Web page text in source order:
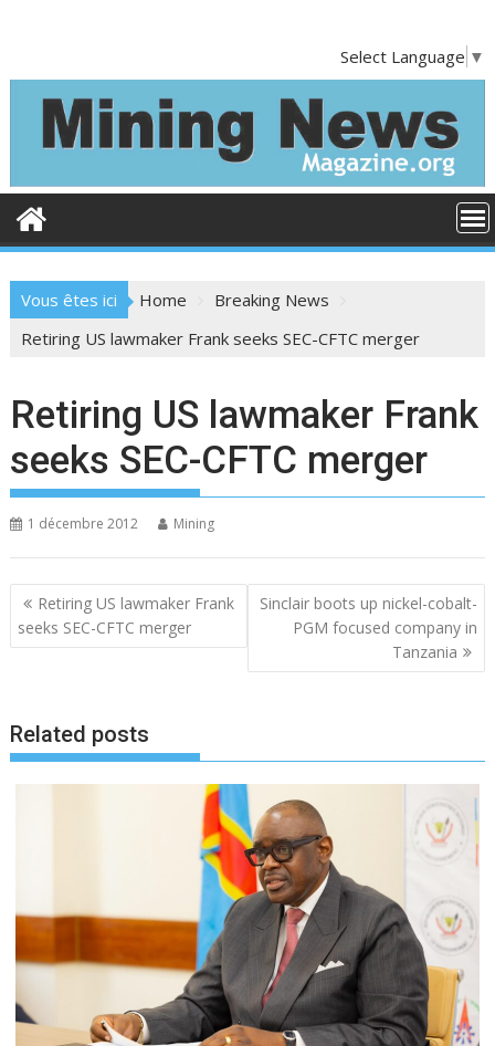
o
t
Select Language ▼
Vous êtes ici Home
Breaking News
Retiring US lawmaker Frank seeks SEC-CFTC merger
Retiring US lawmaker Frank
seeks SEC-CFTC merger
1 décembre 2012 Mining
N
a
g
a
t
e
a
Retiring US lawmaker Frank
seeks SEC-CFTC merger
Sinclair boots up nickel-cobalt-
PGM focused company in
Tanzania
Related posts